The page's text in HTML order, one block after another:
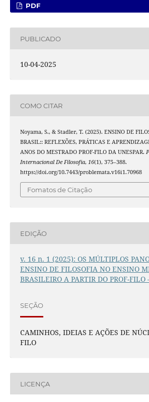
PDF
PUBLICADO
10-04-2025
COMO CITAR
Noyama, S., & Stadler, T. (2025). ENSINO DE
BRASIL:: REFLEXÕES, PRÁTICAS E
ANOS DO MESTRADO PROF-FILO DA UNESPAR.
Internacional De Filosofia, 16(1), 375–388.
https://doi.org/10.7443/problemata.v16i1.70968
Fomatos de Citação
EDIÇÃO
v. 16 n. 1 (2025): OS MÚLTIPLOS
ENSINO DE FILOSOFIA NO ENSINO
BRASILEIRO A PARTIR DO PROF-
SEÇÃO
CAMINHOS, IDEIAS E AÇÕES DE
FILO
LICENÇA